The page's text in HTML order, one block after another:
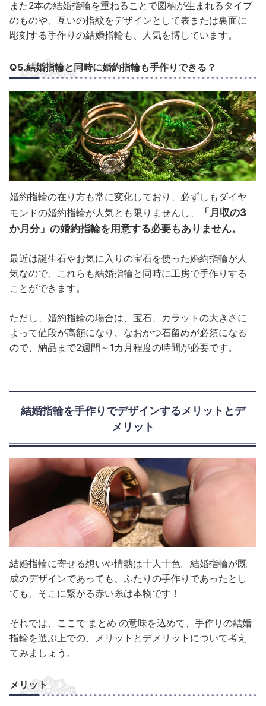
また2本の結婚指輪を重ねることで図柄が生まれるタイプ
のものや、互いの指紋をデザインとして表または裏面に
彫刻する手作りの結婚指輪も、人気を博しています。
Q5.結婚指輪と同時に婚約指輪も手作りできる？
婚約指輪の在り方も常に変化しており、必ずしもダイヤ
モンドの婚約指輪が人気とも限りませんし、
「月収の3
か月分」の婚約指輪を用意する必要もありません。
最近は誕生石やお気に入りの宝石を使った婚約指輪が人
気なので、これらも結婚指輪と同時に工房で手作りする
ことができます。
ただし、婚約指輪の場合は、宝石、カラットの大きさに
よって値段が高額になり、なおかつ石留めが必須になる
ので、納品まで2週間～1カ月程度の時間が必要です。
結婚指輪を手作りでデザインするメリットとデ
メリット
結婚指輪に寄せる想いや情熱は十人十色。結婚指輪が既
成のデザインであっても、ふたりの手作りであったとし
ても、そこに繋がる赤い糸は本物です！
それでは、ここで まとめ の意味を込めて、手作りの結婚
指輪を選ぶ上での、メリットとデメリットについて考え
てみましょう。
メリット